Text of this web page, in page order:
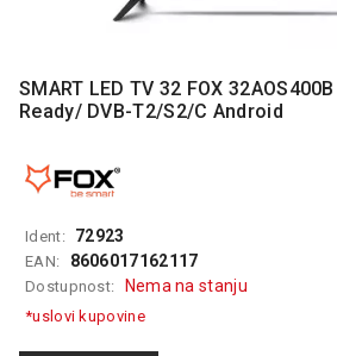
MALI
APARATI
LICA I
TELA
KOMPONENTE
SMART LED TV 32 FOX
Ready/ DVB-T2/S2/C Android
Ident: 72923
EAN: 8606017162117
Dostupnost: Nema na stanju
*uslovi kupovine